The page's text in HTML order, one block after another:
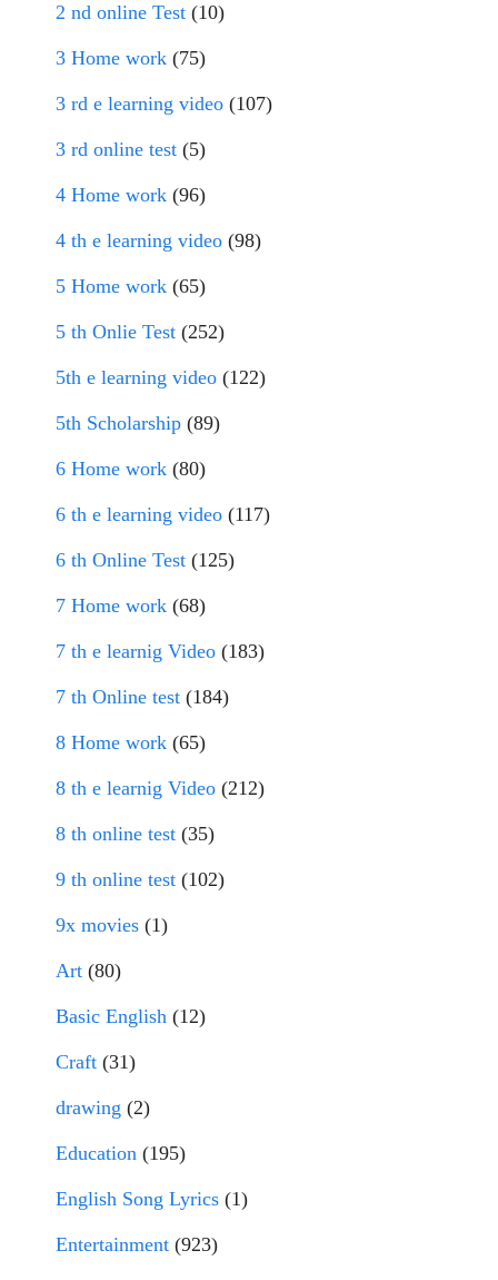
2 nd online Test (10)
3 Home work (75)
3 rd e learning video (107)
3 rd online test (5)
4 Home work (96)
4 th e learning video (98)
5 Home work (65)
5 th Onlie Test (252)
5th e learning video (122)
5th Scholarship (89)
6 Home work (80)
6 th e learning video (117)
6 th Online Test (125)
7 Home work (68)
7 th e learnig Video (183)
7 th Online test (184)
8 Home work (65)
8 th e learnig Video (212)
8 th online test (35)
9 th online test (102)
9x movies (1)
Art (80)
Basic English (12)
Craft (31)
drawing (2)
Education (195)
English Song Lyrics (1)
Entertainment (923)